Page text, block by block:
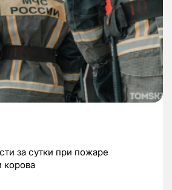
за сутки при пожаре
корова